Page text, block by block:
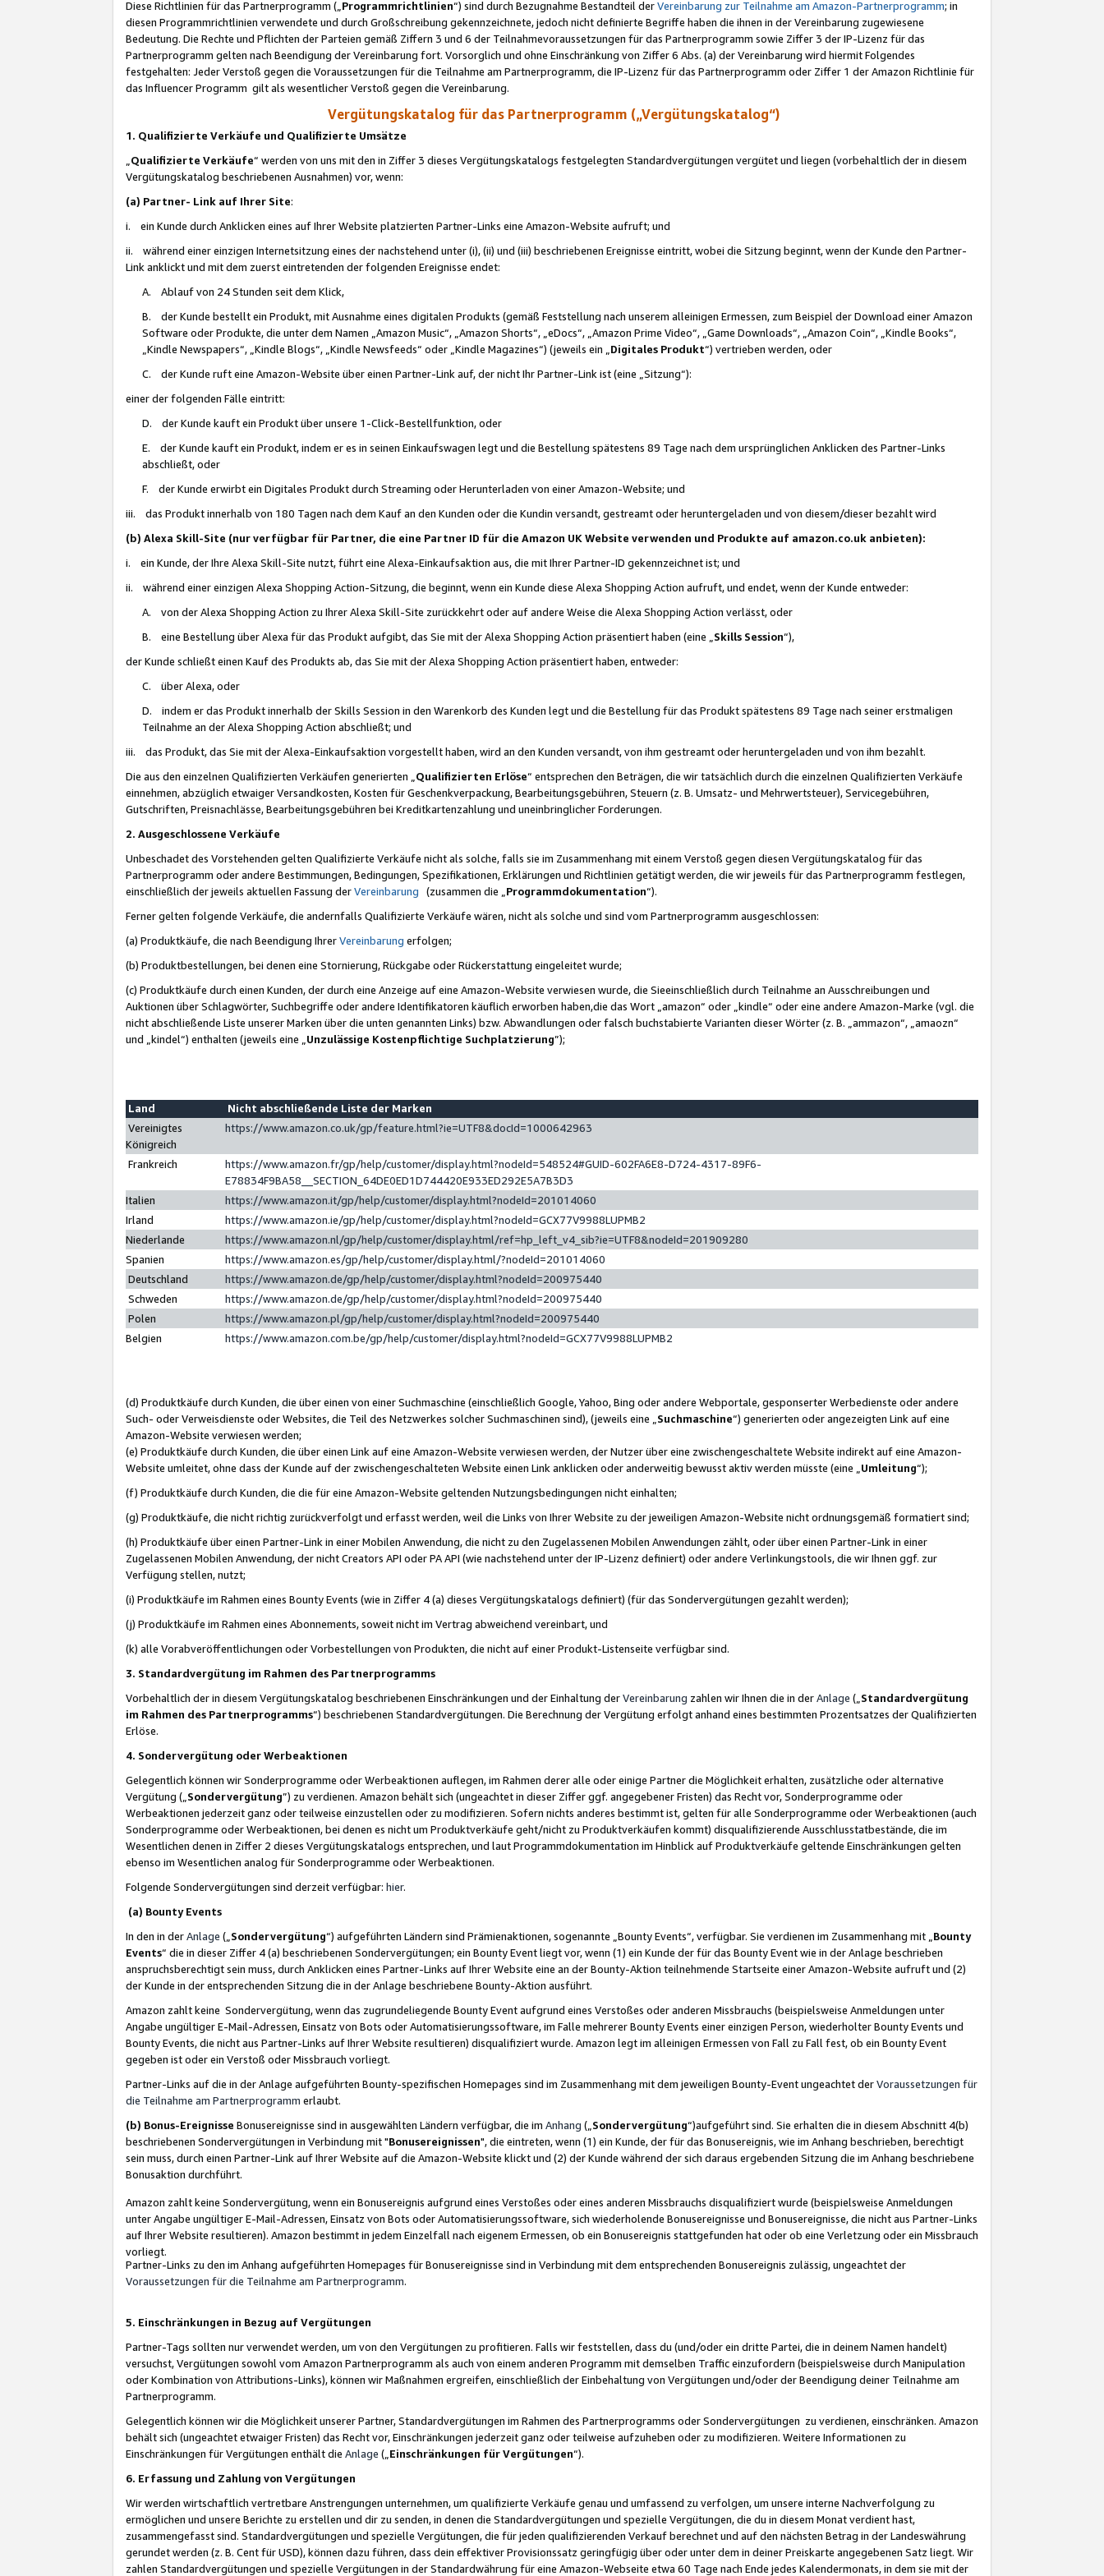
Diese Richtlinien für das Partnerprogramm („Programmrichtlinien“) sind durch Bezugnahme Bestandteil derVereinbarung zur Teilnahme am Amazon-Partnerprogramm; in
diesen Programmrichtlinien verwendete und durch Großschreibung gekennzeichnete, jedoch nicht definierte Begriffe haben die ihnen in der Vereinbarung zugewiesene
Bedeutung. Die Rechte und Pflichten der Parteien gemäß Ziffern 3 und 6 der Teilnahmevoraussetzungen für das Partnerprogramm sowie Ziffer 3 der IP-Lizenz für das
Partnerprogramm gelten nach Beendigung der Vereinbarung fort. Vorsorglich und ohne Einschränkung von Ziffer 6 Abs. (a) der Vereinbarung wird hiermit Folgendes
festgehalten: Jeder Verstoß gegen die Voraussetzungen für die Teilnahme am Partnerprogramm, die IP-Lizenz für das Partnerprogramm oder Ziffer 1 der Amazon Richtlinie für
das Influencer Programm gilt als wesentlicher Verstoß gegen die Vereinbarung.
Vergütungskatalog für das Partnerprogramm („Vergütungskatalog“)
1. Qualifizierte Verkäufe und Qualifizierte Umsätze
Qualifizierte Verkäufe“ werden von uns mit den in Ziffer 3 dieses Vergütungskatalogs festgelegten Standardvergütungen vergütet und liegen (vorbehaltlich der in diesem
Vergütungskatalog beschriebenen Ausnahmen) vor, wenn:
(a) Partner- Link auf Ihrer Site:
i. ein Kunde durch Anklicken eines auf Ihrer Website platzierten Partner-Links eine Amazon-Website aufruft; und
ii. während einer einzigen Internetsitzung eines der nachstehend unter (i), (ii) und (iii) beschriebenen Ereignisse eintritt, wobei die Sitzung beginnt, wenn der Kunde den Partner-
Link anklickt und mit dem zuerst eintretenden der folgenden Ereignisse endet:
A. Ablauf von 24 Stunden seit dem Klick,
B. der Kunde bestellt ein Produkt, mit Ausnahme eines digitalen Produkts (gemäß Feststellung nach unserem alleinigen Ermessen, zum Beispiel der Download einer Amazon
Software oder Produkte, die unter dem Namen „Amazon Music“, „Amazon Shorts“, „eDocs“, „Amazon Prime Video“, „Game Downloads“, „Amazon Coin“, „Kindle Books“,
„Kindle Newspapers“, „Kindle Blogs“, „Kindle Newsfeeds“ oder „Kindle Magazines“) (jeweils ein „ Digitales Produkt“) vertrieben werden, oder
C. der Kunde ruft eine Amazon-Website über einen Partner-Link auf, der nicht Ihr Partner-Link ist (eine „Sitzung“):
einer der folgenden Fälle eintritt:
D. der Kunde kauft ein Produkt über unsere 1-Click-Bestellfunktion, oder
E. der Kunde kauft ein Produkt, indem er es in seinen Einkaufswagen legt und die Bestellung spätestens 89 Tage nach dem ursprünglichen Anklicken des Partner-Links
abschließt, oder
F. der Kunde erwirbt ein Digitales Produkt durch Streaming oder Herunterladen von einer Amazon-Website; und
iii. das Produkt innerhalb von 180 Tagen nach dem Kauf an den Kunden oder die Kundin versandt, gestreamt oder heruntergeladen und von diesem/dieser bezahlt wird
(b) Alexa Skill-Site (nur verfügbar für Partner, die eine Partner ID für die Amazon UK Website verwenden und Produkte auf amazon.co.uk anbieten):
i. ein Kunde, der Ihre Alexa Skill-Site nutzt, führt eine Alexa-Einkaufsaktion aus, die mit Ihrer Partner-ID gekennzeichnet ist; und
ii. während einer einzigen Alexa Shopping Action-Sitzung, die beginnt, wenn ein Kunde diese Alexa Shopping Action aufruft, und endet, wenn der Kunde entweder:
A. von der Alexa Shopping Action zu Ihrer Alexa Skill-Site zurückkehrt oder auf andere Weise die Alexa Shopping Action verlässt, oder
B. eine Bestellung über Alexa für das Produkt aufgibt, das Sie mit der Alexa Shopping Action präsentiert haben (eine „ Skills Session“),
der Kunde schließt einen Kauf des Produkts ab, das Sie mit der Alexa Shopping Action präsentiert haben, entweder:
C. über Alexa, oder
D. indem er das Produkt innerhalb der Skills Session in den Warenkorb des Kunden legt und die Bestellung für das Produkt spätestens 89 Tage nach seiner erstmaligen
Teilnahme an der Alexa Shopping Action abschließt; und
iii. das Produkt, das Sie mit der Alexa-Einkaufsaktion vorgestellt haben, wird an den Kunden versandt, von ihm gestreamt oder heruntergeladen und von ihm bezahlt.
Die aus den einzelnen Qualifizierten Verkäufen generierten „ Qualifizierten Erlöse“ entsprechen den Beträgen, die wir tatsächlich durch die einzelnen Qualifizierten Verkäufe
einnehmen, abzüglich etwaiger Versandkosten, Kosten für Geschenkverpackung, Bearbeitungsgebühren, Steuern (z. B. Umsatz- und Mehrwertsteuer), Servicegebühren,
Gutschriften, Preisnachlässe, Bearbeitungsgebühren bei Kreditkartenzahlung und uneinbringlicher Forderungen.
2. Ausgeschlossene Verkäufe
Unbeschadet des Vorstehenden gelten Qualifizierte Verkäufe nicht als solche, falls sie im Zusammenhang mit einem Verstoß gegen diesen Vergütungskatalog für das
Partnerprogramm oder andere Bestimmungen, Bedingungen, Spezifikationen, Erklärungen und Richtlinien getätigt werden, die wir jeweils für das Partnerprogramm festlegen,
einschließlich der jeweils aktuellen Fassung derVereinbarung (zusammen die „ Programmdokumentation“).
Ferner gelten folgende Verkäufe, die andernfalls Qualifizierte Verkäufe wären, nicht als solche und sind vom Partnerprogramm ausgeschlossen:
(a) Produktkäufe, die nach Beendigung IhrerVereinbarung erfolgen;
(b) Produktbestellungen, bei denen eine Stornierung, Rückgabe oder Rückerstattung eingeleitet wurde;
(c) Produktkäufe durch einen Kunden, der durch eine Anzeige auf eine Amazon-Website verwiesen wurde, die Sieeinschließlich durch Teilnahme an Ausschreibungen und
Auktionen über Schlagwörter, Suchbegriffe oder andere Identifikatoren käuflich erworben haben,die das Wort „amazon“ oder „kindle“ oder eine andere Amazon-Marke (vgl. die
nicht abschließende Liste unserer Marken über die unten genannten Links) bzw. Abwandlungen oder falsch buchstabierte Varianten dieser Wörter (z. B. „ammazon“, „amaozn“
und „kindel“) enthalten (jeweils eine „ Unzulässige Kostenpflichtige Suchplatzierung”);
Land
Nicht abschließende Liste der Marken
Vereinigtes
Königreich
https://www.amazon.co.uk/gp/feature.html?ie=UTF8&docId=1000642963
Frankreich
https://www.amazon.fr/gp/help/customer/display.html?nodeId=548524#GUID-602FA6E8-D724-4317-89F6-
E78834F9BA58__SECTION_64DE0ED1D744420E933ED292E5A7B3D3
Italien
https://www.amazon.it/gp/help/customer/display.html?nodeId=201014060
Irland
https://www.amazon.ie/gp/help/customer/display.html?nodeId=GCX77V9988LUPMB2
Niederlande
https://www.amazon.nl/gp/help/customer/display.html/ref=hp_left_v4_sib?ie=UTF8&nodeId=201909280
Spanien
https://www.amazon.es/gp/help/customer/display.html/?nodeId=201014060
Deutschland
https://www.amazon.de/gp/help/customer/display.html?nodeId=200975440
Schweden
https://www.amazon.de/gp/help/customer/display.html?nodeId=200975440
Polen
https://www.amazon.pl/gp/help/customer/display.html?nodeId=200975440
Belgien
https://www.amazon.com.be/gp/help/customer/display.html?nodeId=GCX77V9988LUPMB2
(d) Produktkäufe durch Kunden, die über einen von einer Suchmaschine (einschließlich Google, Yahoo, Bing oder andere Webportale, gesponserter Werbedienste oder andere
Such- oder Verweisdienste oder Websites, die Teil des Netzwerkes solcher Suchmaschinen sind), (jeweils eine „ Suchmaschine“) generierten oder angezeigten Link auf eine
Amazon-Website verwiesen werden;
(e) Produktkäufe durch Kunden, die über einen Link auf eine Amazon-Website verwiesen werden, der Nutzer über eine zwischengeschaltete Website indirekt auf eine Amazon-
Website umleitet, ohne dass der Kunde auf der zwischengeschalteten Website einen Link anklicken oder anderweitig bewusst aktiv werden müsste (eine „ Umleitung“);
(f) Produktkäufe durch Kunden, die die für eine Amazon-Website geltenden Nutzungsbedingungen nicht einhalten;
(g) Produktkäufe, die nicht richtig zurückverfolgt und erfasst werden, weil die Links von Ihrer Website zu der jeweiligen Amazon-Website nicht ordnungsgemäß formatiert sind;
(h) Produktkäufe über einen Partner-Link in einer Mobilen Anwendung, die nicht zu den Zugelassenen Mobilen Anwendungen zählt, oder über einen Partner-Link in einer
Zugelassenen Mobilen Anwendung, der nicht Creators API oder PA API (wie nachstehend unter der IP-Lizenz definiert) oder andere Verlinkungstools, die wir Ihnen ggf. zur
Verfügung stellen, nutzt;
(i) Produktkäufe im Rahmen eines Bounty Events (wie in Ziffer 4 (a) dieses Vergütungskatalogs definiert) (für das Sondervergütungen gezahlt werden);
(j) Produktkäufe im Rahmen eines Abonnements, soweit nicht im Vertrag abweichend vereinbart, und
(k) alle Vorabveröffentlichungen oder Vorbestellungen von Produkten, die nicht auf einer Produkt-Listenseite verfügbar sind.
3. Standardvergütung im Rahmen des Partnerprogramms
Vorbehaltlich der in diesem Vergütungskatalog beschriebenen Einschränkungen und der Einhaltung derVereinbarung zahlen wir Ihnen die in derAnlage („ Standardvergütung
im Rahmen des Partnerprogramms“) beschriebenen Standardvergütungen. Die Berechnung der Vergütung erfolgt anhand eines bestimmten Prozentsatzes der Qualifizierten
Erlöse.
4. Sondervergütung oder Werbeaktionen
Gelegentlich können wir Sonderprogramme oder Werbeaktionen auflegen, im Rahmen derer alle oder einige Partner die Möglichkeit erhalten, zusätzliche oder alternative
Vergütung („ Sondervergütung”) zu verdienen. Amazon behält sich (ungeachtet in dieser Ziffer ggf. angegebener Fristen) das Recht vor, Sonderprogramme oder
Werbeaktionen jederzeit ganz oder teilweise einzustellen oder zu modifizieren. Sofern nichts anderes bestimmt ist, gelten für alle Sonderprogramme oder Werbeaktionen (auch
Sonderprogramme oder Werbeaktionen, bei denen es nicht um Produktverkäufe geht/nicht zu Produktverkäufen kommt) disqualifizierende Ausschlusstatbestände, die im
Wesentlichen denen in Ziffer 2 dieses Vergütungskatalogs entsprechen, und laut Programmdokumentation im Hinblick auf Produktverkäufe geltende Einschränkungen gelten
ebenso im Wesentlichen analog für Sonderprogramme oder Werbeaktionen.
Folgende Sondervergütungen sind derzeit verfügbar: hier.
(a) Bounty Events
In den in derAnlage („ Sondervergütung“) aufgeführten Ländern sind Prämienaktionen, sogenannte „Bounty Events“, verfügbar. Sie verdienen im Zusammenhang mit „ Bounty
Events“ die in dieser Ziffer 4 (a) beschriebenen Sondervergütungen; ein Bounty Event liegt vor, wenn (1) ein Kunde der für das Bounty Event wie in der Anlage beschrieben
anspruchsberechtigt sein muss, durch Anklicken eines Partner-Links auf Ihrer Website eine an der Bounty-Aktion teilnehmende Startseite einer Amazon-Website aufruft und (2)
der Kunde in der entsprechenden Sitzung die in der Anlage beschriebene Bounty-Aktion ausführt.
Amazon zahlt keine Sondervergütung, wenn das zugrundeliegende Bounty Event aufgrund eines Verstoßes oder anderen Missbrauchs (beispielsweise Anmeldungen unter
Angabe ungültiger E-Mail-Adressen, Einsatz von Bots oder Automatisierungssoftware, im Falle mehrerer Bounty Events einer einzigen Person, wiederholter Bounty Events und
Bounty Events, die nicht aus Partner-Links auf Ihrer Website resultieren) disqualifiziert wurde. Amazon legt im alleinigen Ermessen von Fall zu Fall fest, ob ein Bounty Event
gegeben ist oder ein Verstoß oder Missbrauch vorliegt.
Partner-Links auf die in der Anlage aufgeführten Bounty-spezifischen Homepages sind im Zusammenhang mit dem jeweiligen Bounty-Event ungeachtet derVoraussetzungen für
die Teilnahme am Partnerprogramm erlaubt.
(b) Bonus-Ereignisse Bonusereignisse sind in ausgewählten Ländern verfügbar, die im Anhang („ Sondervergütung“)aufgeführt sind. Sie erhalten die in diesem Abschnitt 4(b)
beschriebenen Sondervergütungen in Verbindung mit "Bonusereignissen", die eintreten, wenn (1) ein Kunde, der für das Bonusereignis, wie im Anhang beschrieben, berechtigt
sein muss, durch einen Partner-Link auf Ihrer Website auf die Amazon-Website klickt und (2) der Kunde während der sich daraus ergebenden Sitzung die im Anhang beschriebene
Bonusaktion durchführt.
Amazon zahlt keine Sondervergütung, wenn ein Bonusereignis aufgrund eines Verstoßes oder eines anderen Missbrauchs disqualifiziert wurde (beispielsweise Anmeldungen
unter Angabe ungültiger E-Mail-Adressen, Einsatz von Bots oder Automatisierungssoftware, sich wiederholende Bonusereignisse und Bonusereignisse, die nicht aus Partner-Links
auf Ihrer Website resultieren). Amazon bestimmt in jedem Einzelfall nach eigenem Ermessen, ob ein Bonusereignis stattgefunden hat oder ob eine Verletzung oder ein Missbrauch
vorliegt.
Partner-Links zu den im Anhang aufgeführten Homepages für Bonusereignisse sind in Verbindung mit dem entsprechenden Bonusereignis zulässig, ungeachtet der
Voraussetzungen für die Teilnahme am Partnerprogramm.
5. Einschränkungen in Bezug auf Vergütungen
Partner-Tags sollten nur verwendet werden, um von den Vergütungen zu profitieren. Falls wir feststellen, dass du (und/oder ein dritte Partei, die in deinem Namen handelt)
versuchst, Vergütungen sowohl vom Amazon Partnerprogramm als auch von einem anderen Programm mit demselben Traffic einzufordern (beispielsweise durch Manipulation
oder Kombination von Attributions-Links), können wir Maßnahmen ergreifen, einschließlich der Einbehaltung von Vergütungen und/oder der Beendigung deiner Teilnahme am
Partnerprogramm.
Gelegentlich können wir die Möglichkeit unserer Partner, Standardvergütungen im Rahmen des Partnerprogramms oder Sondervergütungen zu verdienen, einschränken. Amazon
behält sich (ungeachtet etwaiger Fristen) das Recht vor, Einschränkungen jederzeit ganz oder teilweise aufzuheben oder zu modifizieren. Weitere Informationen zu
Einschränkungen für Vergütungen enthält die Anlage („ Einschränkungen für Vergütungen“).
6. Erfassung und Zahlung von Vergütungen
Wir werden wirtschaftlich vertretbare Anstrengungen unternehmen, um qualifizierte Verkäufe genau und umfassend zu verfolgen, um unsere interne Nachverfolgung zu
ermöglichen und unsere Berichte zu erstellen und dir zu senden, in denen die Standardvergütungen und spezielle Vergütungen, die du in diesem Monat verdient hast,
zusammengefasst sind. Standardvergütungen und spezielle Vergütungen, die für jeden qualifizierenden Verkauf berechnet und auf den nächsten Betrag in der Landeswährung
gerundet werden (z. B. Cent für USD), können dazu führen, dass dein effektiver Provisionssatz geringfügig über oder unter dem in deiner Preiskarte angegebenen Satz liegt. Wir
zahlen Standardvergütungen und spezielle Vergütungen in der Standardwährung für eine Amazon-Webseite etwa 60 Tage nach Ende jedes Kalendermonats, in dem sie mit der